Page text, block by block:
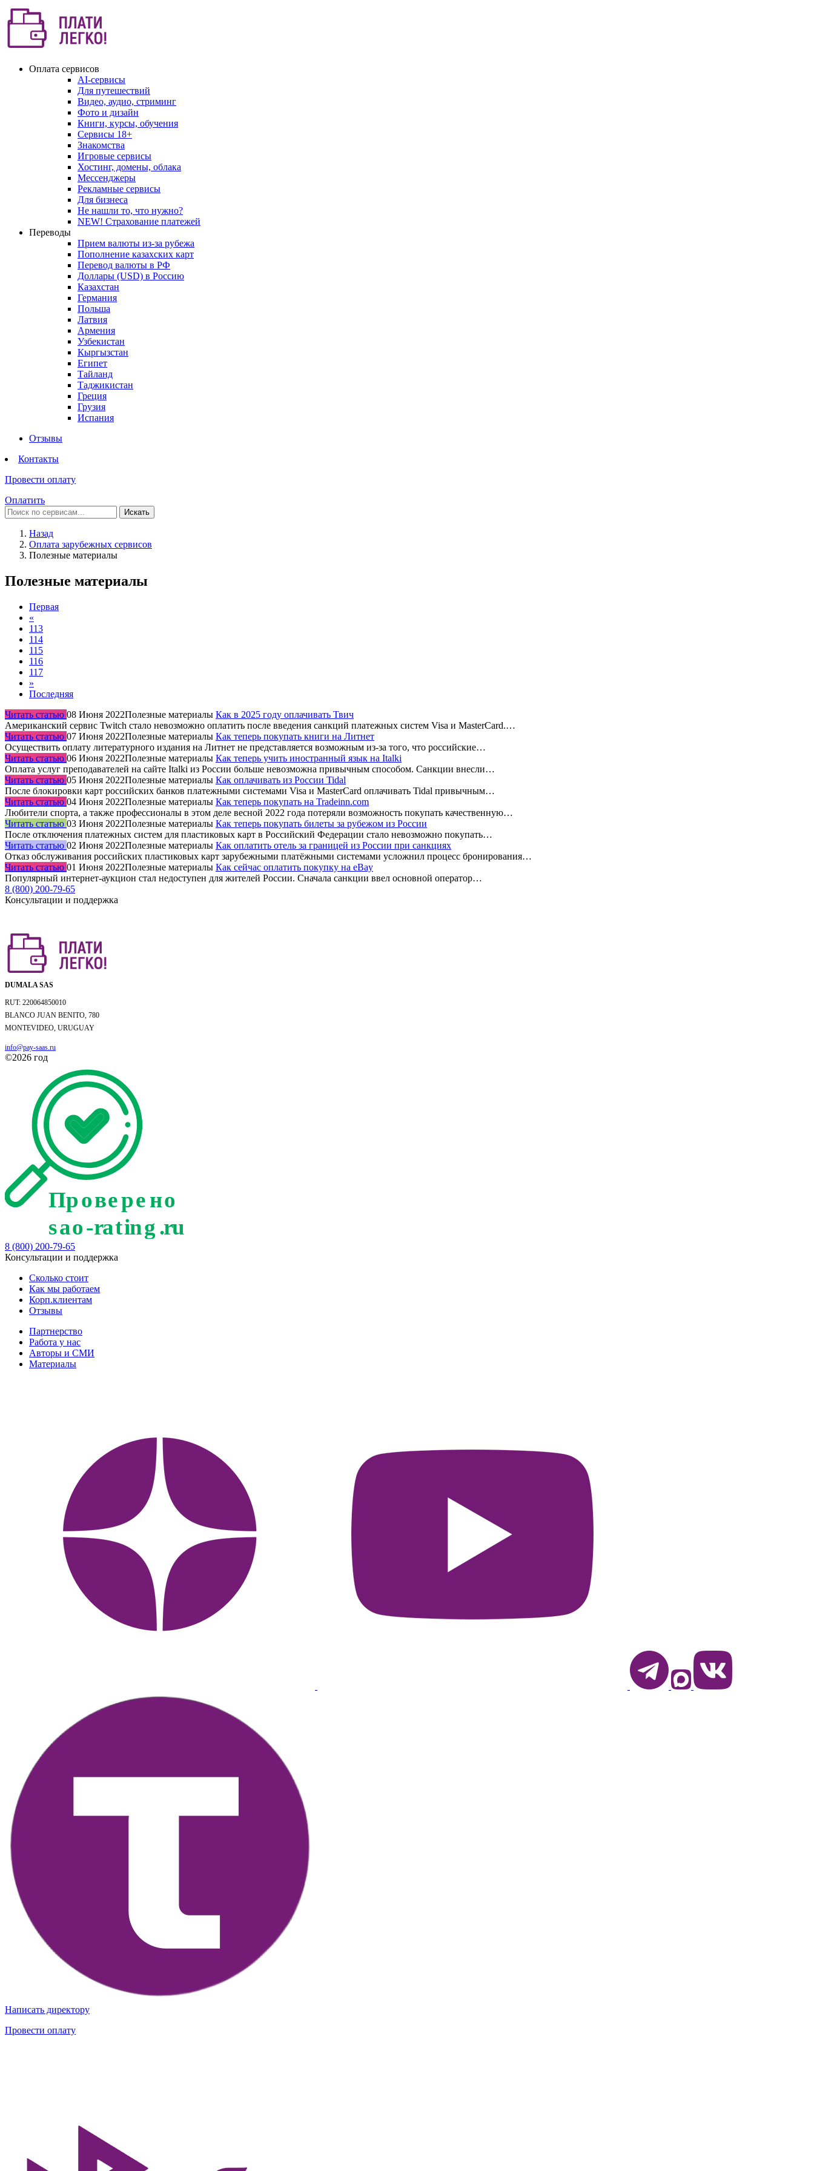
Оплата сервисов
AI-сервисы
Для путешествий
Видео, аудио, стриминг
Фото и дизайн
Книги, курсы, обучения
Сервисы 18+
Знакомства
Игровые сервисы
Хостинг, домены, облака
Мессенджеры
Рекламные сервисы
Для бизнеса
Не нашли то, что нужно?
NEW! Страхование платежей
Переводы
Прием валюты из-за рубежа
Пополнение казахских карт
Перевод валюты в РФ
Доллары (USD) в Россию
Казахстан
Германия
Польша
Латвия
Армения
Узбекистан
Кыргызстан
Египет
Тайланд
Таджикистан
Греция
Грузия
Испания
Отзывы
Контакты
Провести оплату
Оплатить
Искать
Назад
Оплата зарубежных сервисов
Полезные материалы
Полезные материалы
Первая
«
113
114
115
116
117
»
Последняя
Читать статью 08 Июня 2022Полезные материалы Как в 2025 году оплачивать Твич
Американский сервис Twitch стало невозможно оплатить после введения санкций платежных систем Visa и MasterCard.…
Читать статью 07 Июня 2022Полезные материалы Как теперь покупать книги на Литнет
Осуществить оплату литературного издания на Литнет не представляется возможным из-за того, что российские…
Читать статью 06 Июня 2022Полезные материалы Как теперь учить иностранный язык на Italki
Оплата услуг преподавателей на сайте Italki из России больше невозможна привычным способом. Санкции внесли…
Читать статью 05 Июня 2022Полезные материалы Как оплачивать из России Tidal
После блокировки карт российских банков платежными системами Visa и MasterCard оплачивать Tidal привычным…
Читать статью 04 Июня 2022Полезные материалы Как теперь покупать на Tradeinn.com
Любители спорта, а также профессионалы в этом деле весной 2022 года потеряли возможность покупать качественную…
Читать статью 03 Июня 2022Полезные материалы Как теперь покупать билеты за рубежом из России
После отключения платежных систем для пластиковых карт в Российский Федерации стало невозможно покупать…
Читать статью 02 Июня 2022Полезные материалы Как оплатить отель за границей из России при санкциях
Отказ обслуживания российских пластиковых карт зарубежными платёжными системами усложнил процесс бронирования…
Читать статью 01 Июня 2022Полезные материалы Как сейчас оплатить покупку на eBay
Популярный интернет-аукцион стал недоступен для жителей России. Сначала санкции ввел основной оператор…
8 (800) 200-79-65
Консультации и поддержка
DUMALA SAS
RUT: 220064850010
BLANCO JUAN BENITO, 780
MONTEVIDEO, URUGUAY
info@pay-saas.ru
©2026 год
8 (800) 200-79-65
Консультации и поддержка
Сколько стоит
Как мы работаем
Корп.клиентам
Отзывы
Партнерство
Работа у нас
Авторы и СМИ
Материалы
Написать директору
Провести оплату